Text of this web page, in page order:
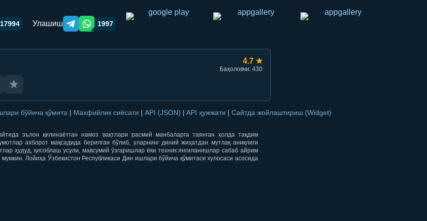
17994 Улашиш Telegram orqali ulashish
WhatsApp orqali ulashish
1997
4.7 ★
Баҳоловчи: 430
★
бўйича қўмита | Махфийлик сиёсати | API (JSON) | API ҳужжати | Сайтда жойлаштириш (Widget)
эълон қилинаётган намоз вақтлари расмий манбаларга таянган ҳолда тақдим
ахборот мақсадида берилган бўлиб, уларнинг диний жиҳатдан мутлақ аниқлиги
ҳудуд, ҳисоблаш усули, мавсумий ўзгаришлар ёки техник янгиланишлар сабаб айрим
Лойиҳа Ўзбекистон Республикаси Дин ишлари бўйича қўмитаси хулосаси асосида